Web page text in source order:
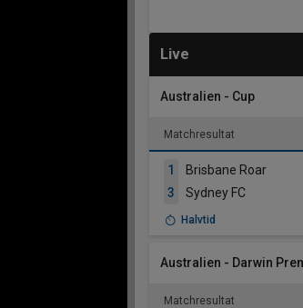
Live
Australien - Cup
Matchresultat
Brisbane Roar
Sydney FC
1
3
Halvtid
Australien - Darwin
Matchresultat